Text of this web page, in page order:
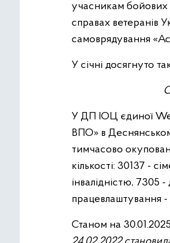
учасникам бойових
справах ветеранів
самоврядування
У січні досягнуто
У ДП ІОЦ єдиної
ВПО» в
тимчасово
кількості: 30137 -
інвалідністю, 7305
працевлаштування -
Станом на 30.01.2025